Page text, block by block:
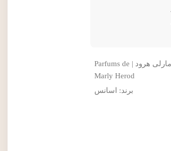
عطر ادکلن مارلی هرود | Parfums de
Marly Herod
برند:
اسانس